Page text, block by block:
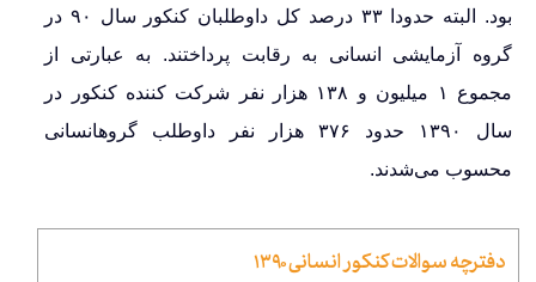
بود. البته حدودا ۳۳ درصد کل داوطلبان کنکور سال ۹۰ در
گروه آزمایشی انسانی به رقابت پرداختند. به عبارتی از
مجموع ۱ میلیون و ۱۳۸ هزار نفر شرکت کننده کنکور در
سال ۱۳۹۰ حدود ۳۷۶ هزار نفر داوطلب گروهانسانی
محسوب می‌شدند.
دفترچه سوالات کنکور انسانی ۱۳۹۰